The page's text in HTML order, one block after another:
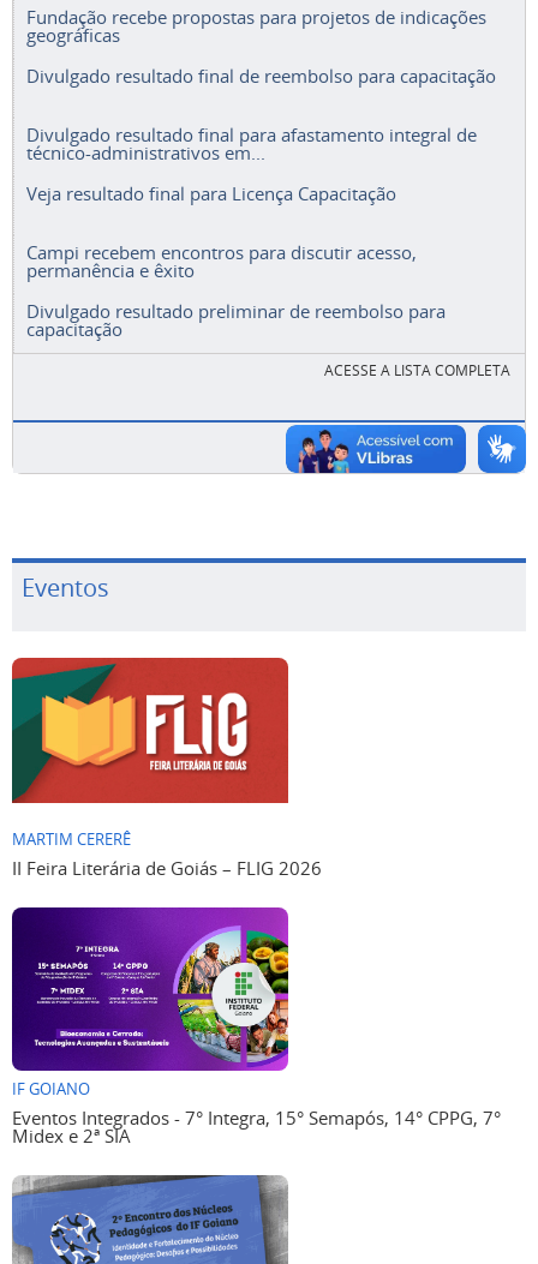
Fundação recebe propostas para projetos de indicações
geográficas
Divulgado resultado final de reembolso para capacitação
Divulgado resultado final para afastamento integral de
técnico-administrativos em...
Veja resultado final para Licença Capacitação
Campi recebem encontros para discutir acesso,
permanência e êxito
Divulgado resultado preliminar de reembolso para
capacitação
ACESSE A LISTA COMPLETA
Eventos
MARTIM CERERÊ
II Feira Literária de Goiás – FLIG 2026
IF GOIANO
Eventos Integrados - 7° Integra, 15° Semapós, 14° CPPG, 7°
Midex e 2ª SIA